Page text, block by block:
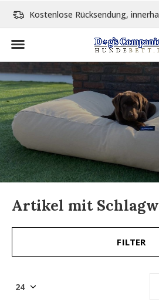
Kostenlose Rücksendung, innerhalb 14
Artikel mit
FILTER